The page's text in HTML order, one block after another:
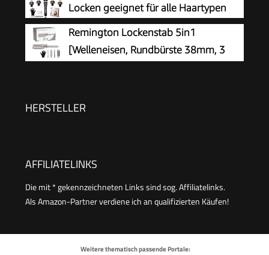
mittelgroße & natürliche Locken, CI6525
Locken geeignet für alle Haartypen
Remington Lockenstab 5in1
[Welleneisen, Rundbürste 38mm, 3
Spirallocken & Natürliche Locken für alle
HERSTELLER
AFFILIATELINKS
Die mit * gekennzeichneten Links sind sog. Affiliatelinks.
Als Amazon-Partner verdiene ich an qualifizierten Käufen!
Weitere thematisch passende Portale: